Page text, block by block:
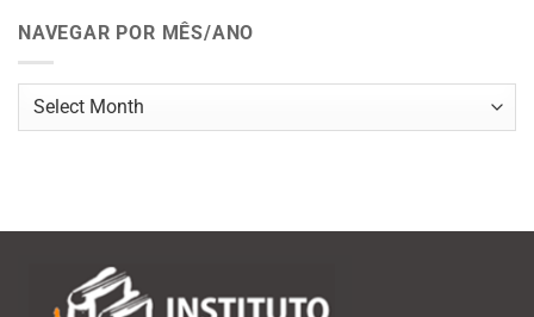
NAVEGAR POR MÊS/ANO
Navegar